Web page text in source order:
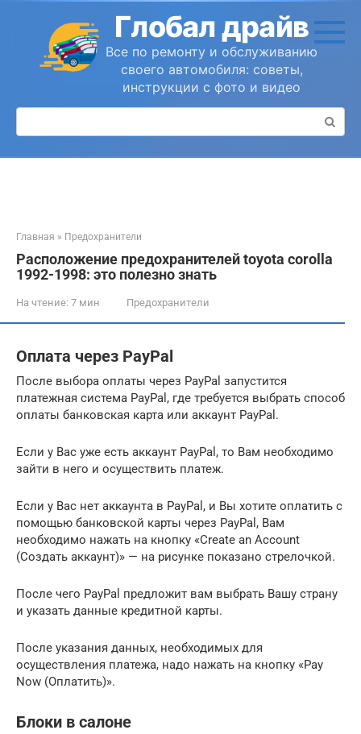
контенту
Глобал драйв
Все по ремонту и обслуживанию
своего автомобиля: советы,
инструкции с фото и видео
Поиск:
Главная » Предохранители
Расположение предохранителей toyota corolla
1992-1998: это полезно знать
На чтение: 7 мин Предохранители
Оплата через PayPal
После выбора оплаты через PayPal запустится
платежная система PayPal, где требуется выбрать способ
оплаты банковская карта или аккаунт PayPal.
Если у Вас уже есть аккаунт PayPal, то Вам необходимо
зайти в него и осуществить платеж.
Если у Вас нет аккаунта в PayPal, и Вы хотите оплатить с
помощью банковской карты через PayPal, Вам
необходимо нажать на кнопку «Create an Account
(Создать аккаунт)» — на рисунке показано стрелочкой.
После чего PayPal предложит вам выбрать Вашу страну
и указать данные кредитной карты.
После указания данных, необходимых для
осуществления платежа, надо нажать на кнопку «Pay
Now (Оплатить)».
Блоки в салоне